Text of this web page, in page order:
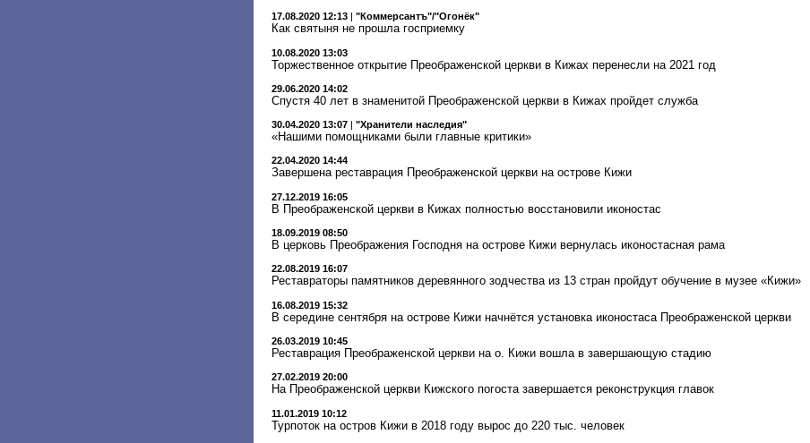
17.08.2020 12:13 | "Коммерсантъ"/"Огонёк"
Как святыня не прошла госприемку
10.08.2020 13:03
Торжественное открытие Преображенской церкви в Кижах перенесли на 2021 год
29.06.2020 14:02
Спустя 40 лет в знаменитой Преображенской церкви в Кижах пройдет служба
30.04.2020 13:07 | "Хранители наследия"
«Нашими помощниками были главные критики»
22.04.2020 14:44
Завершена реставрация Преображенской церкви на острове Кижи
27.12.2019 16:05
В Преображенской церкви в Кижах полностью восстановили иконостас
18.09.2019 08:50
В церковь Преображения Господня на острове Кижи вернулась иконостасная рама
22.08.2019 16:07
Реставраторы памятников деревянного зодчества из 13 стран пройдут обучение в музее «Кижи»
16.08.2019 15:32
В середине сентября на острове Кижи начнётся установка иконостаса Преображенской церкви
26.03.2019 10:45
Реставрация Преображенской церкви на о. Кижи вошла в завершающую стадию
27.02.2019 20:00
На Преображенской церкви Кижского погоста завершается реконструкция главок
11.01.2019 10:12
Турпоток на остров Кижи в 2018 году вырос до 220 тыс. человек